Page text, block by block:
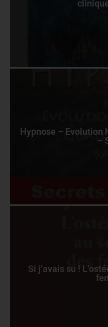
Hypnose – Evolution
–
Si j’avais su !